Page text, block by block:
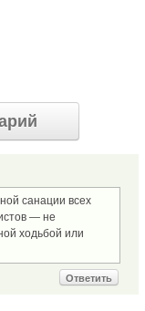
санации всех
— не
ходьбой или
Ответить